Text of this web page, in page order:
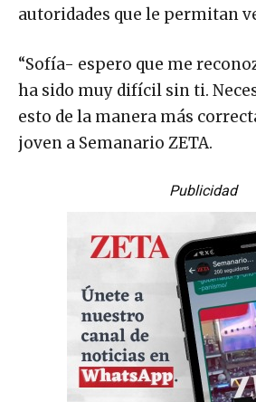
autoridades que le permitan
“Sofía- espero que me
ha sido muy difícil sin ti.
esto de la manera más
joven a Semanario ZETA.
Publicidad